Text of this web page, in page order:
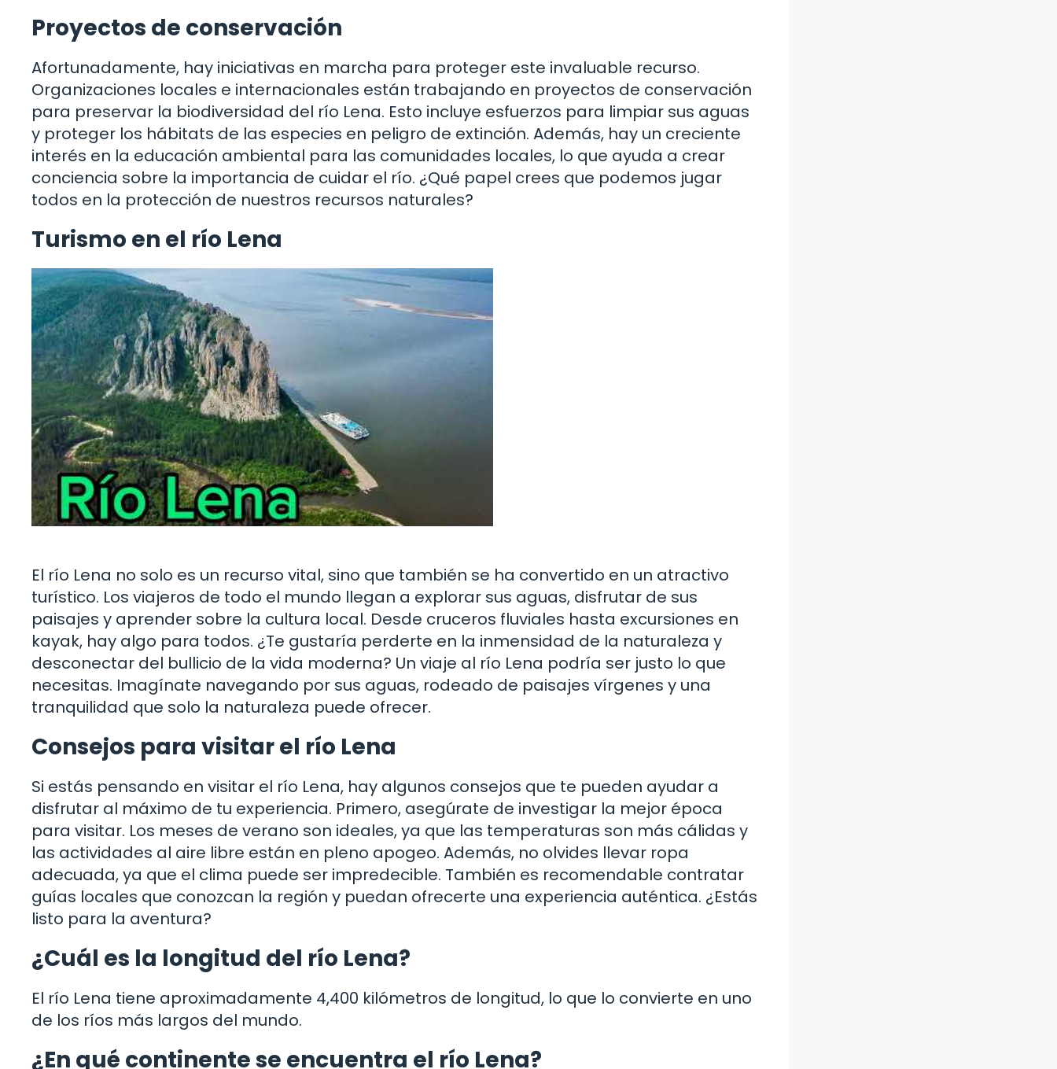
Proyectos de conservación
Afortunadamente, hay iniciativas en marcha para proteger este invaluable recurso.
Organizaciones locales e internacionales están trabajando en proyectos de conservación
para preservar la biodiversidad del río Lena. Esto incluye esfuerzos para limpiar sus aguas
y proteger los hábitats de las especies en peligro de extinción. Además, hay un creciente
interés en la educación ambiental para las comunidades locales, lo que ayuda a crear
conciencia sobre la importancia de cuidar el río. ¿Qué papel crees que podemos jugar
todos en la protección de nuestros recursos naturales?
Turismo en el río Lena
El río Lena no solo es un recurso vital, sino que también se ha convertido en un atractivo
turístico. Los viajeros de todo el mundo llegan a explorar sus aguas, disfrutar de sus
paisajes y aprender sobre la cultura local. Desde cruceros fluviales hasta excursiones en
kayak, hay algo para todos. ¿Te gustaría perderte en la inmensidad de la naturaleza y
desconectar del bullicio de la vida moderna? Un viaje al río Lena podría ser justo lo que
necesitas. Imagínate navegando por sus aguas, rodeado de paisajes vírgenes y una
tranquilidad que solo la naturaleza puede ofrecer.
Consejos para visitar el río Lena
Si estás pensando en visitar el río Lena, hay algunos consejos que te pueden ayudar a
disfrutar al máximo de tu experiencia. Primero, asegúrate de investigar la mejor época
para visitar. Los meses de verano son ideales, ya que las temperaturas son más cálidas y
las actividades al aire libre están en pleno apogeo. Además, no olvides llevar ropa
adecuada, ya que el clima puede ser impredecible. También es recomendable contratar
guías locales que conozcan la región y puedan ofrecerte una experiencia auténtica. ¿Estás
listo para la aventura?
¿Cuál es la longitud del río Lena?
El río Lena tiene aproximadamente 4,400 kilómetros de longitud, lo que lo convierte en uno
de los ríos más largos del mundo.
¿En qué continente se encuentra el río Lena?